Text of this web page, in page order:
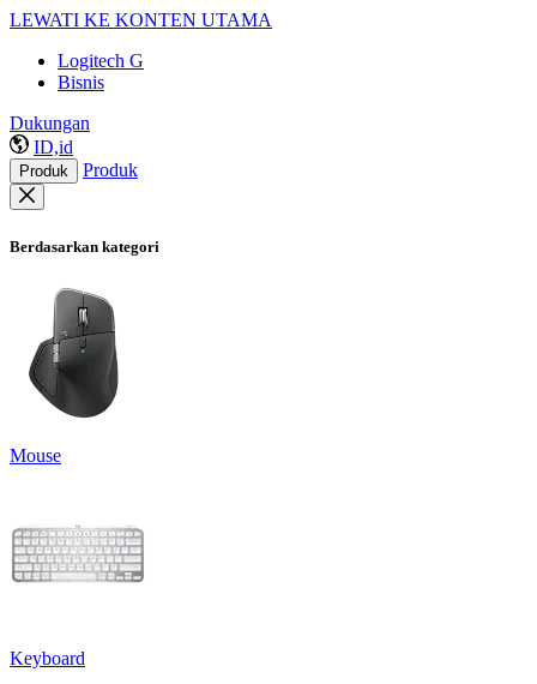
LEWATI KE KONTEN UTAMA
Logitech G
Bisnis
Dukungan
ID,id
Produk Produk
Berdasarkan kategori
Mouse
Keyboard